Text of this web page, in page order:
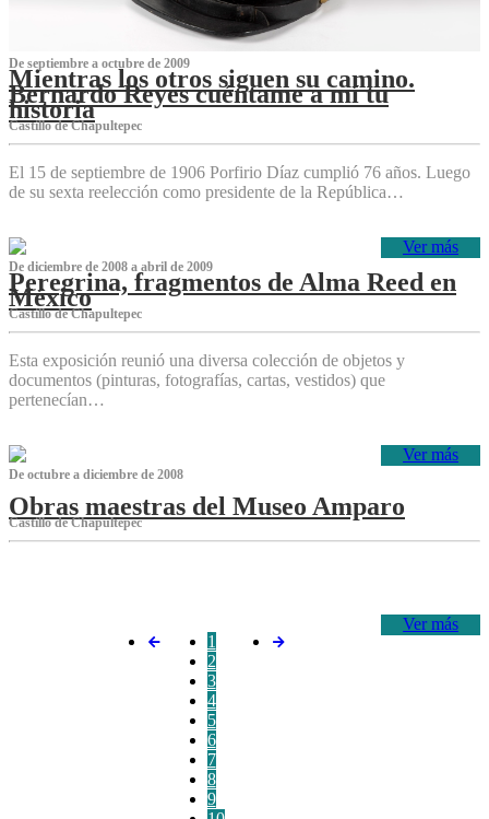
De septiembre a octubre de 2009
Mientras los otros siguen su camino.
Bernardo Reyes cuéntame a mí tu
historia
Castillo de Chapultepec
El 15 de septiembre de 1906 Porfirio Díaz cumplió 76 años. Luego
de su sexta reelección como presidente de la República…
Ver más
De diciembre de 2008 a abril de 2009
Peregrina, fragmentos de Alma Reed en
México
Castillo de Chapultepec
Esta exposición reunió una diversa colección de objetos y
documentos (pinturas, fotografías, cartas, vestidos) que
pertenecían…
Ver más
De octubre a diciembre de 2008
Obras maestras del Museo Amparo
Castillo de Chapultepec
Ver más
1
2
3
4
5
6
7
8
9